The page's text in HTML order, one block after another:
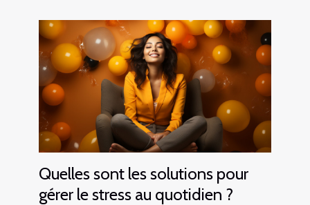
Quelles sont les solutions pour
gérer le stress au quotidien ?